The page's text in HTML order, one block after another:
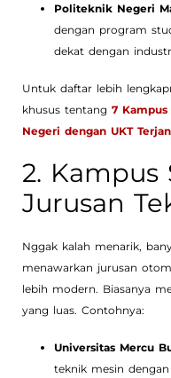
Politeknik Negeri
dengan program
dekat dengan
Untuk daftar lebih
khusus tentang 7
Negeri dengan UKT
2. Kampus
Jurusan
Nggak kalah menarik,
menawarkan jurusan
lebih modern. Biasanya
yang luas. Contohnya:
Universitas Mercu
teknik mesin